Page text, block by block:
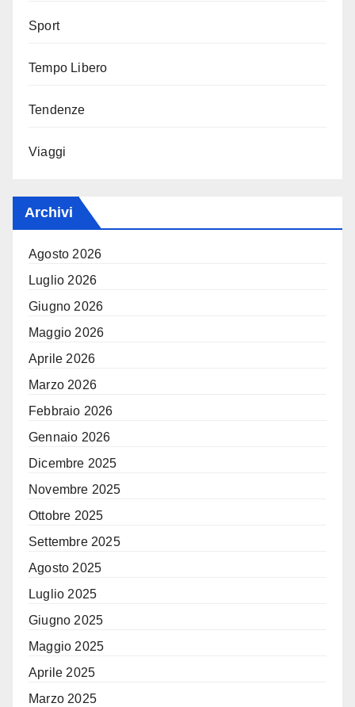
Sport
Tempo Libero
Tendenze
Viaggi
Archivi
Agosto 2026
Luglio 2026
Giugno 2026
Maggio 2026
Aprile 2026
Marzo 2026
Febbraio 2026
Gennaio 2026
Dicembre 2025
Novembre 2025
Ottobre 2025
Settembre 2025
Agosto 2025
Luglio 2025
Giugno 2025
Maggio 2025
Aprile 2025
Marzo 2025